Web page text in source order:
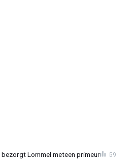
Lommel meteen primeur 59